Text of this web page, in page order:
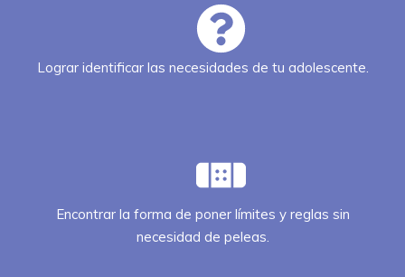
Lograr identificar las necesidades de tu adolescente.
Encontrar la forma de poner límites y reglas sin
necesidad de peleas.